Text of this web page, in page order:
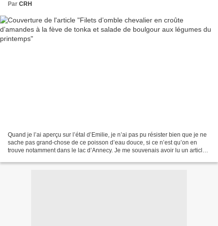
Par CRH
Quand je l’ai aperçu sur l’étal d’Emilie, je n’ai pas pu résister bien que je ne
sache pas grand-chose de ce poisson d’eau douce, si ce n’est qu’on en
trouve notamment dans le lac d’Annecy. Je me souvenais avoir lu un article